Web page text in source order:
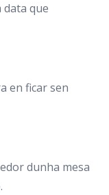
data que
en ficar sen
dunha mesa